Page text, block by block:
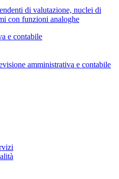
di valutazione, nuclei di
con funzioni analoghe
e contabile
amministrativa e contabile